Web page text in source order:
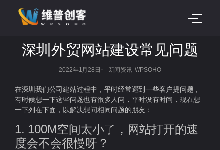
深圳外贸网站建设常见问题
2022年1月28日 - 新闻资讯 WPSOHO
在深圳我们公司建站过程中，平时经常遇到一些客户提问题，
有时候想一下这些问题也有很多人问，平时没有时间，现在想
一下列在下面，以解决想问相同问题的朋友：
1. 100M空间太小了，网站打开的速
度会不会很慢呀？